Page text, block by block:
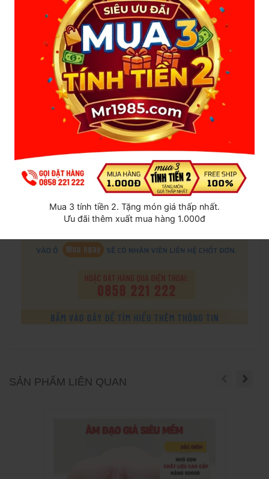
- KHÔNG xịt sau khi đã đeo bao cao su.
- Chỉ kéo dài thời gian xuất tinh, giúp cho việc quan hệ
thăng hoa hơn. KHÔNG giúp phòng tránh các bệnh lây
qua đường tình dục.
SẢN PHẨM LIÊN QUAN
Mua 3 tính tiền 2. Tặng món giá thấp nhất.
Ưu đãi thêm xuất mua hàng 1.000đ